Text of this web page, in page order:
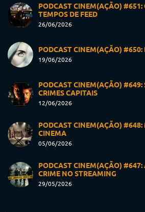
PODCAST CINEM(AÇÃO) #651:
TEMPOS DE FEED
26/06/2026
PODCAST CINEM(AÇÃO) #650:
19/06/2026
PODCAST CINEM(AÇÃO) #649:
CRIMES CAPITAIS
12/06/2026
PODCAST CINEM(AÇÃO) #648:
CINEMA
05/06/2026
PODCAST CINEM(AÇÃO) #647:
CRIME NO STREAMING
29/05/2026